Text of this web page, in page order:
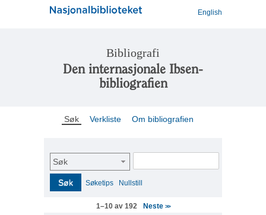
English
Bibliografi
Den internasjonale Ibsen-
bibliografien
Søk Verkliste Om bibliografien
Søk
Søk Søketips Nullstill
1–10 av 192 Neste >>